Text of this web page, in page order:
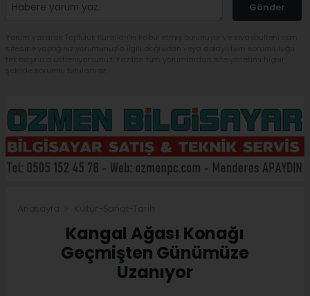
Gönder
Kangal Ağası Konağı
Geçmişten Günümüze
Uzanıyor